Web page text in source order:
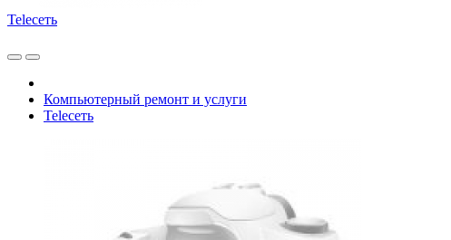
Teleсеть
Компьютерный ремонт и услуги
Teleсеть